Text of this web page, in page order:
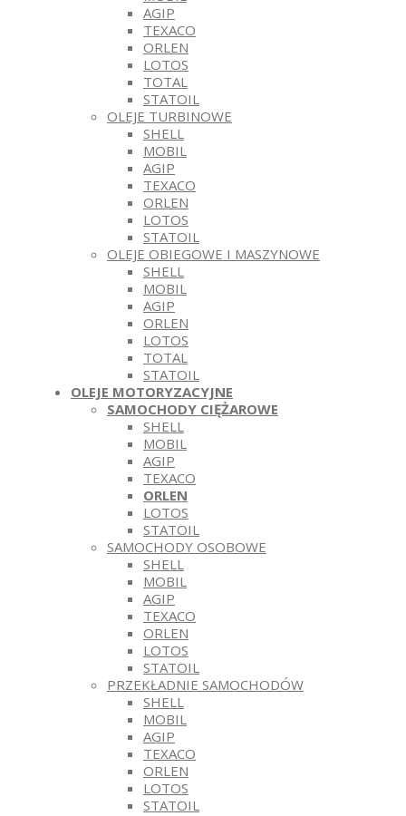
AGIP
TEXACO
ORLEN
LOTOS
TOTAL
STATOIL
OLEJE TURBINOWE
SHELL
MOBIL
AGIP
TEXACO
ORLEN
LOTOS
STATOIL
OLEJE OBIEGOWE I MASZYNOWE
SHELL
MOBIL
AGIP
ORLEN
LOTOS
TOTAL
STATOIL
OLEJE MOTORYZACYJNE
SAMOCHODY CIĘŻAROWE
SHELL
MOBIL
AGIP
TEXACO
ORLEN
LOTOS
STATOIL
SAMOCHODY OSOBOWE
SHELL
MOBIL
AGIP
TEXACO
ORLEN
LOTOS
STATOIL
PRZEKŁADNIE SAMOCHODÓW
SHELL
MOBIL
AGIP
TEXACO
ORLEN
LOTOS
STATOIL